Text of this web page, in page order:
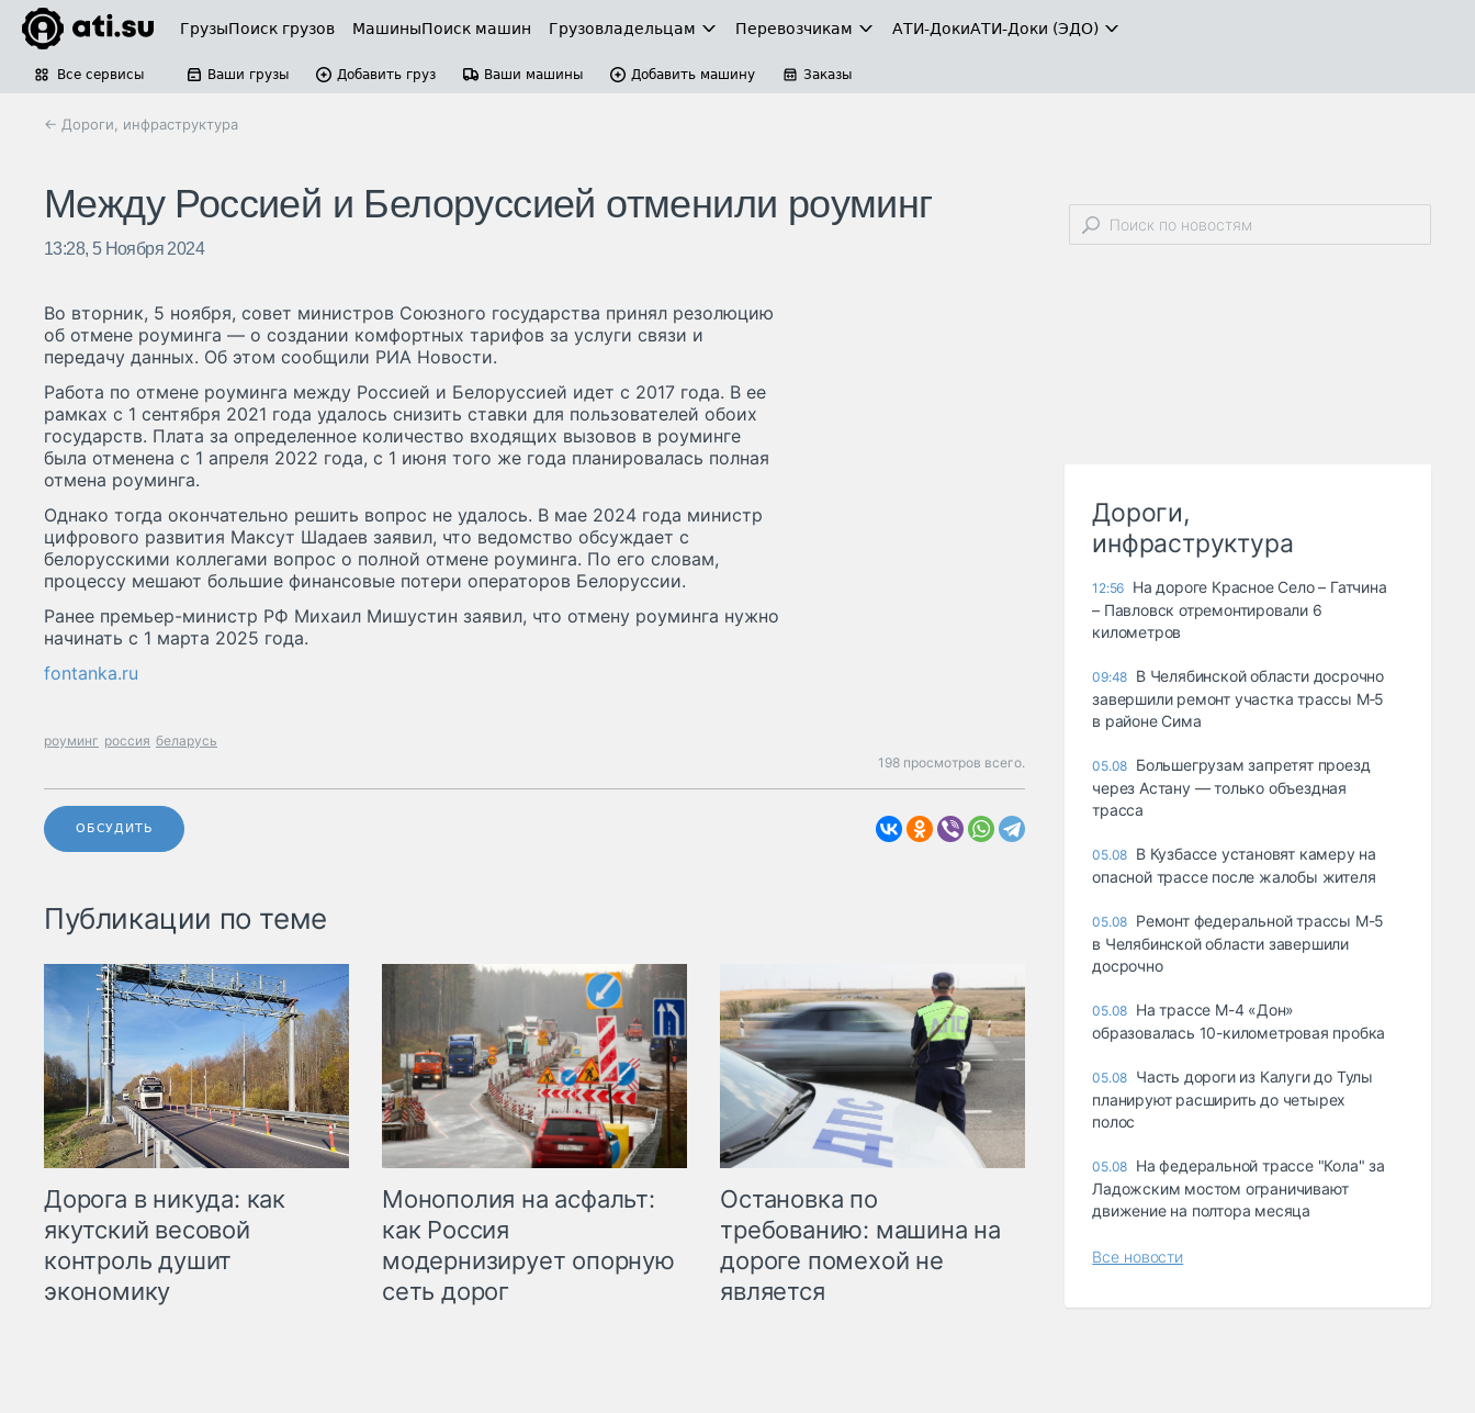
ГрузыПоиск грузов МашиныПоиск машин Грузовладельцам Перевозчикам АТИ-ДокиАТИ-Доки (ЭДО)
Все сервисы Ваши грузы Добавить груз Ваши машины Добавить машину Заказы
← Дороги, инфраструктура
Между Россией и Белоруссией отменили роуминг
13:28, 5 Ноября 2024
Во вторник, 5 ноября, совет министров Союзного государства принял резолюцию
об отмене роуминга — о создании комфортных тарифов за услуги связи и
передачу данных. Об этом сообщили РИА Новости.
Работа по отмене роуминга между Россией и Белоруссией идет с 2017 года. В ее
рамках с 1 сентября 2021 года удалось снизить ставки для пользователей обоих
государств. Плата за определенное количество входящих вызовов в роуминге
была отменена с 1 апреля 2022 года, с 1 июня того же года планировалась полная
отмена роуминга.
Однако тогда окончательно решить вопрос не удалось. В мае 2024 года министр
цифрового развития Максут Шадаев заявил, что ведомство обсуждает с
белорусскими коллегами вопрос о полной отмене роуминга. По его словам,
процессу мешают большие финансовые потери операторов Белоруссии.
Ранее премьер-министр РФ Михаил Мишустин заявил, что отмену роуминга нужно
начинать с 1 марта 2025 года.
fontanka.ru
роуминг россия беларусь
198 просмотров всего.
ОБСУДИТЬ
Публикации по теме
Дорога в никуда: как
якутский весовой
контроль душит
экономику
Монополия на асфальт:
как Россия
модернизирует опорную
сеть дорог
Остановка по
требованию: машина на
дороге помехой не
является
Дороги,
инфраструктура
12:56 На дороге Красное Село – Гатчина
– Павловск отремонтировали 6
километров
09:48 В Челябинской области досрочно
завершили ремонт участка трассы М‑5
в районе Сима
05.08 Большегрузам запретят проезд
через Астану — только объездная
трасса
05.08 В Кузбассе установят камеру на
опасной трассе после жалобы жителя
05.08 Ремонт федеральной трассы М-5
в Челябинской области завершили
досрочно
05.08 На трассе М-4 «Дон»
образовалась 10-километровая пробка
05.08 Часть дороги из Калуги до Тулы
планируют расширить до четырех
полос
05.08 На федеральной трассе "Кола" за
Ладожским мостом ограничивают
движение на полтора месяца
Все новости